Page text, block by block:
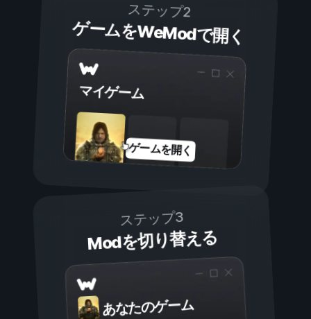
ステップ2
ゲームをWeModで開く
マイゲーム
ゲームを開く
ステップ3
Modを切り替える
あなたのゲーム